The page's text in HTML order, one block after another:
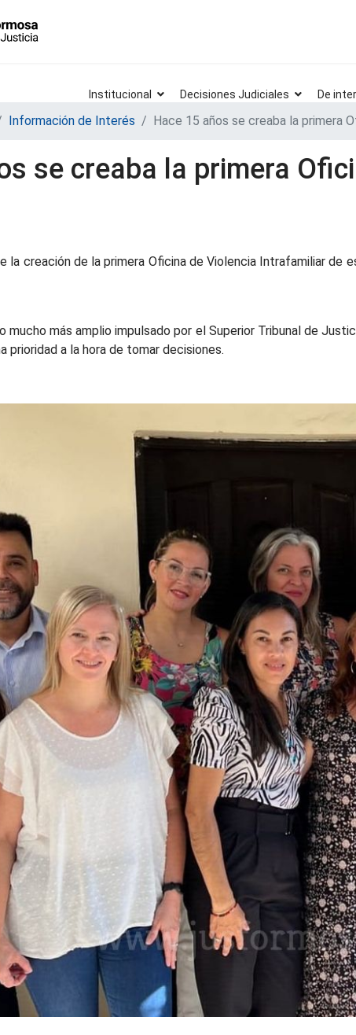
Institucional Decisiones Judiciales De
Información de Interés Hace 15 años se creaba la primera
se creaba la primera
la creación de la primera Oficina de Violencia Intrafamiliar
mucho más amplio impulsado por el Superior Tribunal de
prioridad a la hora de tomar decisiones.